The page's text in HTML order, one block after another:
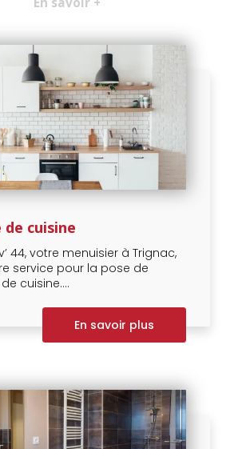
de cuisine
44, votre menuisier à Trignac,
service pour la pose de
cuisine....
En savoir plus